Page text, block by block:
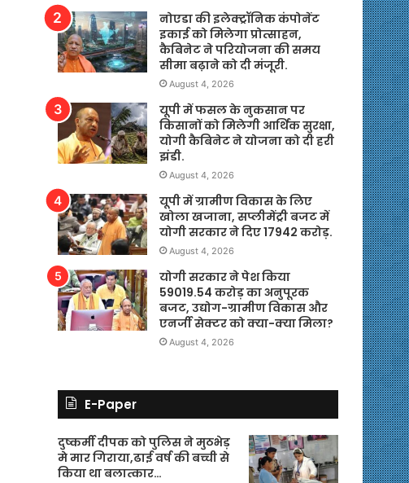
नोएडा की इलेक्ट्रॉनिक कंपोनेंट
इकाई को मिलेगा प्रोत्साहन,
कैबिनेट ने परियोजना की समय
सीमा बढ़ाने को दी मंजूरी.
August 4, 2026
यूपी में फसल के नुकसान पर
किसानों को मिलेगी आर्थिक सुरक्षा,
योगी कैबिनेट ने योजना को दी हरी
झंडी.
August 4, 2026
यूपी में ग्रामीण विकास के लिए
खोला खजाना, सप्लीमेंट्री बजट में
योगी सरकार ने दिए 17942 करोड़.
August 4, 2026
योगी सरकार ने पेश किया
59019.54 करोड़ का अनुपूरक
बजट, उद्योग-ग्रामीण विकास और
एनर्जी सेक्टर को क्या-क्या मिला?
August 4, 2026
E-Paper
दुष्कर्मी दीपक को पुलिस ने मुठभेड़
मे मार गिराया,ढाई वर्ष की बच्ची से
किया था बलात्कार…